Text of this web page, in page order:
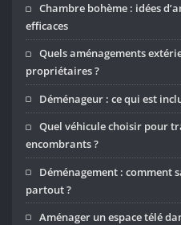
Chambre bohème : idées
efficaces
Quels aménagements
propriétaires ?
Déménageur : ce qui est
Quel véhicule choisir pour
encombrants ?
Déménagement : comment
partout ?
Aménager un espace télé